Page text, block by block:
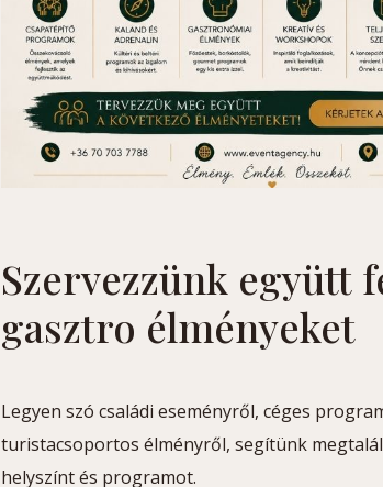
Szervezzünk együtt
gasztro élményeket
Legyen szó családi eseményről, céges
turistacsoportos élményről, segítünk
helyszínt és programot.